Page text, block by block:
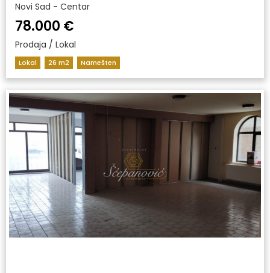
Novi Sad - Centar
78.000 €
Prodaja / Lokal
Lokal 26 m2 Namešten